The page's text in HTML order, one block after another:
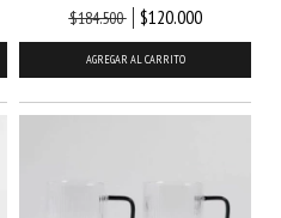
$184.500
$120.000